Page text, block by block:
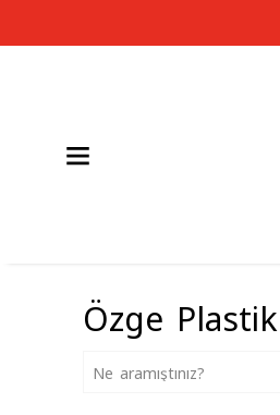
Özge Plastik